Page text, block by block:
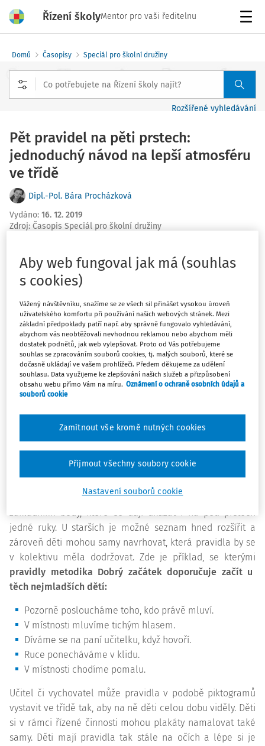
Řízení školyMentor pro vaši ředitelnu
Domů Časopisy Speciál pro školní družiny
Rozšířené vyhledávání
Pět pravidel na pěti prstech:
jednoduchý návod na lepší atmosféru
ve třídě
Dipl.-Pol. Bára Procházková
Vydáno: 16. 12. 2019
Zdroj: Časopis Speciál pro školní družiny
Aby bylo v kolektivu dětí všem dobře, je nutné
dodržovat určitá pravidla. Když děti budou vědět, jak se
mají chovat, budou se zároveň cítit jistě a bezpečně.
Nová metodika Dobrý začátek nabízí konkrétní návod,
jak společně s dětmi pravidla nastavit a efektivně
dodržovat.
Ideální je nastavit pravidla hned na začátku školního roku,
a to společně s dětmi. K pravidlům je pak vhodné se dle
potřeby opakovaně vracet během celého roku. Pravidla by
formulovat vždy kladně, protože pozitivní věta spíše vede
k pozitivnímu chování. Zákazy by se vůbec neměly
používat, protože automaticky vedou k nežádoucímu
chování a upozorňujeme na něj,“ vysvětluje ředitelka
Metodika doporučuje u menších dětí začít s pěti
základními body, které se dají ukázat i na pěti prstech
jedné ruky. U starších je možné seznam hned rozšířit a
zároveň děti mohou samy navrhovat, která pravidla by se
v kolektivu měla dodržovat. Zde je příklad, se kterými
pravidly metodika Dobrý začátek doporučuje začít u
těch nejmladších dětí:
Pozorně posloucháme toho, kdo právě mluví.
V místnosti mluvíme tichým hlasem.
Díváme se na paní učitelku, když hovoří.
Ruce ponecháváme v klidu.
V místnosti chodíme pomalu.
Učitel či vychovatel může pravidla v podobě piktogramů
vystavit ve třídě tak, aby na ně děti celou dobu viděly. Děti
si v rámci řízené činnosti mohou plakáty namalovat také
samy. Děti mají pravidla tak stále na očích a lépe si je
Aby web fungoval jak má (souhlas
s cookies)
Vážený návštěvníku, snažíme se ze všech sil přinášet vysokou úroveň
uživatelského komfortu při používání našich webových stránek. Mezi
základní předpoklady patří např. aby správně fungovalo vyhledávání,
abychom vás neobtěžovali nevhodnou reklamou nebo abychom měli
dostatek podnětů, jak web vylepšovat. Proto od Vás potřebujeme
souhlas se zpracováním souborů cookies, tj. malých souborů, které se
dočasně ukládají ve vašem prohlížeči. Předem děkujeme za udělení
souhlasu. Data využijeme ke zlepšování našich služeb a přizpůsobení
obsahu webu přímo Vám na míru. Oznámení o ochraně osobních údajů a
souborů cookie
Nastavení souborů cookie
Zamítnout vše kromě nutných cookies
Přijmout všechny soubory cookie